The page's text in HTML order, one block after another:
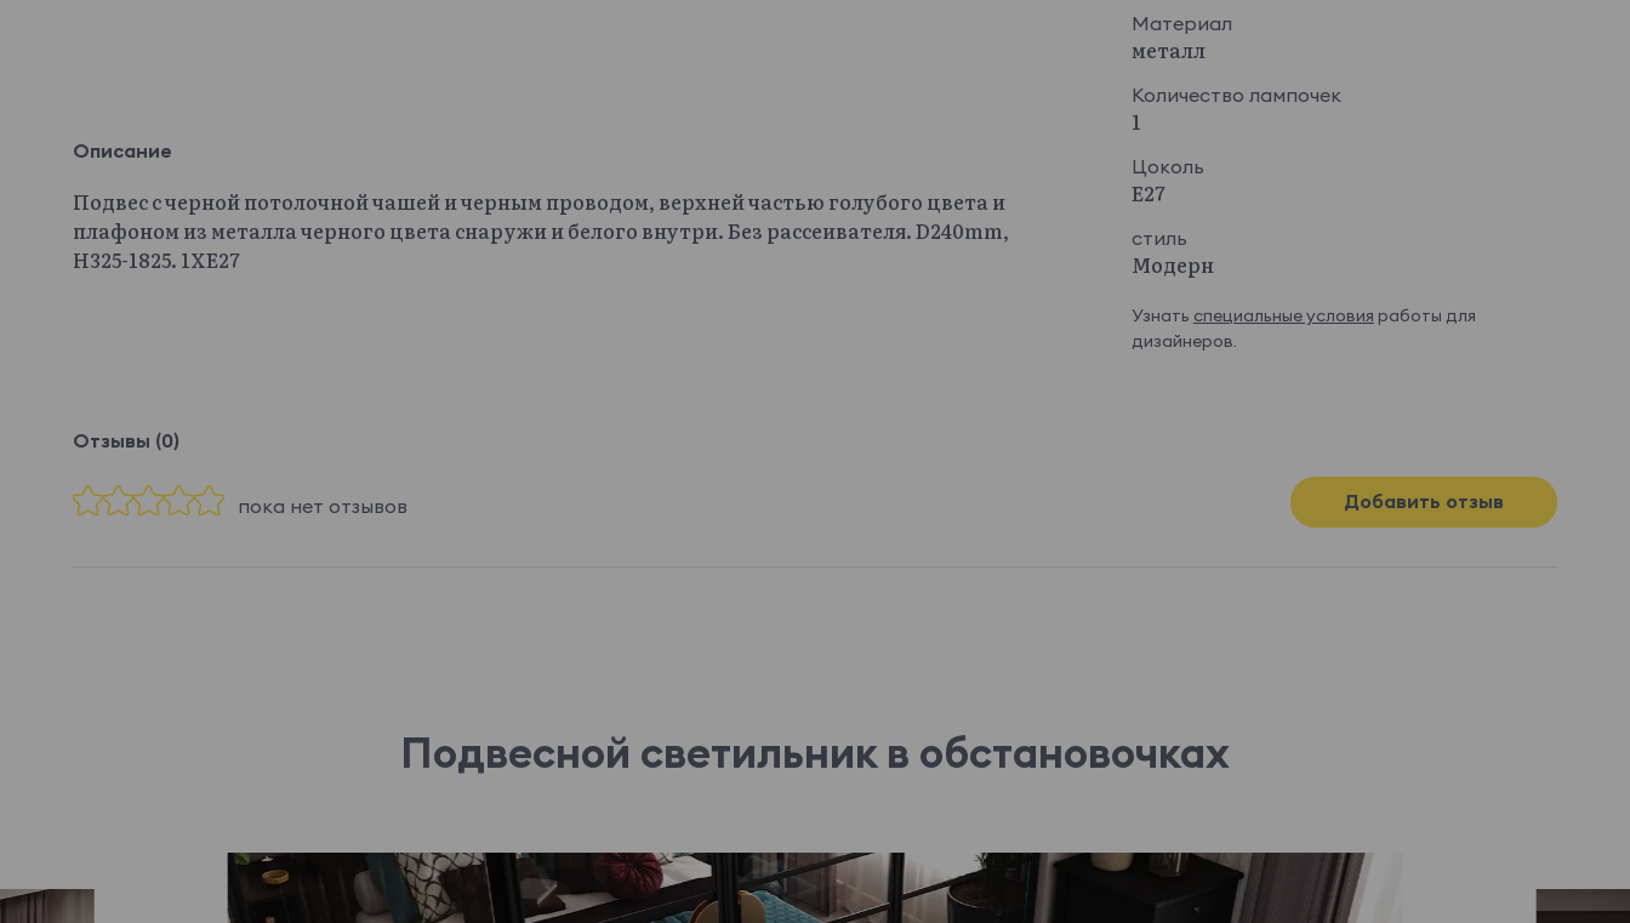
Материал
металл
Количество лампочек
1
Цоколь
E27
стиль
Модерн
Узнать специальные условия работы для
дизайнеров.
Описание
Подвес с черной потолочной чашей и черным проводом, верхней частью голубого цвета и
плафоном из металла черного цвета снаружи и белого внутри. Без рассеивателя. D240mm,
H325-1825. 1ХЕ27
Отзывы (0)
пока нет отзывов Добавить отзыв
Подвесной светильник в обстановочках